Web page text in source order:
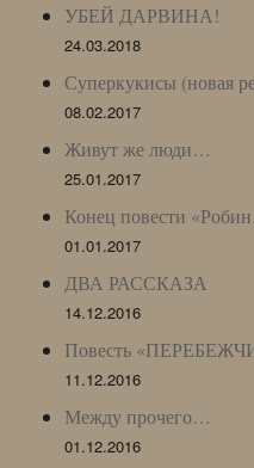
УБЕЙ ДАРВИНА!
24.03.2018
Суперкукисы (новая
08.02.2017
Живут же люди…
25.01.2017
Конец повести
01.01.2017
ДВА РАССКАЗА
14.12.2016
Повесть
11.12.2016
Между прочего…
01.12.2016